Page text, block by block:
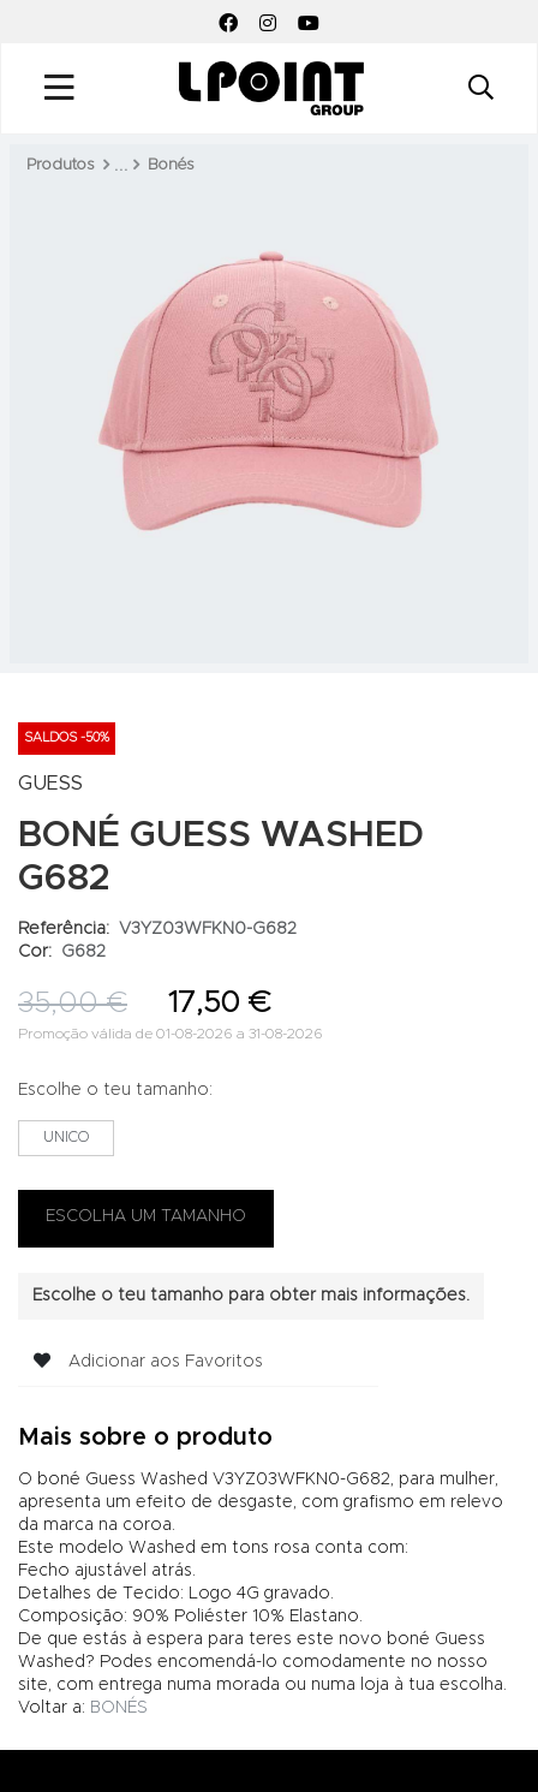
FACEBOOK SOCIAL LINK
INSTAGRAM SOCIAL LINK
YOUTUBE SOCIAL LINK
Produtos Bonés
SALDOS -50%
GUESS
BONÉ GUESS WASHED
G682
Referência:
V3YZ03WFKN0-G682
Cor:
G682
35,00 € 17,50 €
Promoção válida de 01-08-2026 a 31-08-2026
Escolhe o teu tamanho:
UNICO
Escolhe o teu tamanho para obter mais informações.
Adicionar aos Favoritos
Mais sobre o produto
O boné Guess Washed V3YZ03WFKN0-G682, para mulher,
apresenta um efeito de desgaste, com grafismo em relevo
da marca na coroa.
Este modelo Washed em tons rosa conta com:
Fecho ajustável atrás.
Detalhes de Tecido: Logo 4G gravado.
Composição: 90% Poliéster 10% Elastano.
De que estás à espera para teres este novo boné Guess
Washed? Podes encomendá-lo comodamente no nosso
site, com entrega numa morada ou numa loja à tua escolha.
Voltar a: BONÉS